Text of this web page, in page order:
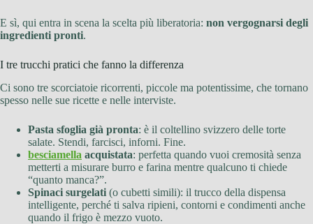
E sì, qui entra in scena la scelta più liberatoria: non vergognarsi degli
ingredienti pronti.
I tre trucchi pratici che fanno la differenza
Ci sono tre scorciatoie ricorrenti, piccole ma potentissime, che tornano
spesso nelle sue ricette e nelle interviste.
Pasta sfoglia già pronta: è il coltellino svizzero delle torte
salate. Stendi, farcisci, inforni. Fine.
besciamella acquistata: perfetta quando vuoi cremosità senza
metterti a misurare burro e farina mentre qualcuno ti chiede
“quanto manca?”.
Spinaci surgelati (o cubetti simili): il trucco della dispensa
intelligente, perché ti salva ripieni, contorni e condimenti anche
quando il frigo è mezzo vuoto.